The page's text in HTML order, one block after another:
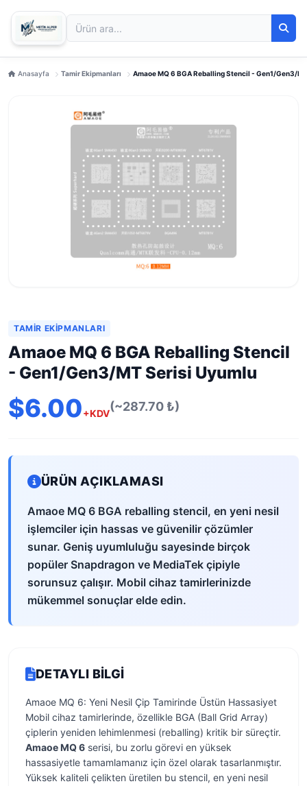
Anasayfa Tamir Ekipmanları Amaoe MQ 6 BGA Reballing Stencil - Gen1/Gen3/
TAMIR EKIPMANLARI
Amaoe MQ 6 BGA Reballing Stencil
- Gen1/Gen3/MT Serisi Uyumlu
$6.00+KDV(~287.70 ₺)
ÜRÜN AÇIKLAMASI
Amaoe MQ 6 BGA reballing stencil, en yeni nesil
işlemciler için hassas ve güvenilir çözümler
sunar. Geniş uyumluluğu sayesinde birçok
popüler Snapdragon ve MediaTek çipiyle
sorunsuz çalışır. Mobil cihaz tamirlerinizde
mükemmel sonuçlar elde edin.
DETAYLI BILGI
Amaoe MQ 6: Yeni Nesil Çip Tamirinde Üstün Hassasiyet
Mobil cihaz tamirlerinde, özellikle BGA (Ball Grid Array)
çiplerin yeniden lehimlenmesi (reballing) kritik bir süreçtir.
Amaoe MQ 6 serisi, bu zorlu görevi en yüksek
hassasiyetle tamamlamanız için özel olarak tasarlanmıştır.
Yüksek kaliteli çelikten üretilen bu stencil, en yeni nesil